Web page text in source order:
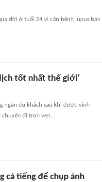
đời ở tuổi 24 vì căn bệnh lupus ban
lịch tốt nhất thế giới'
ngàn du khách sau khi được vinh
chuyến đi trọn vẹn.
cả tiếng để chụp ảnh